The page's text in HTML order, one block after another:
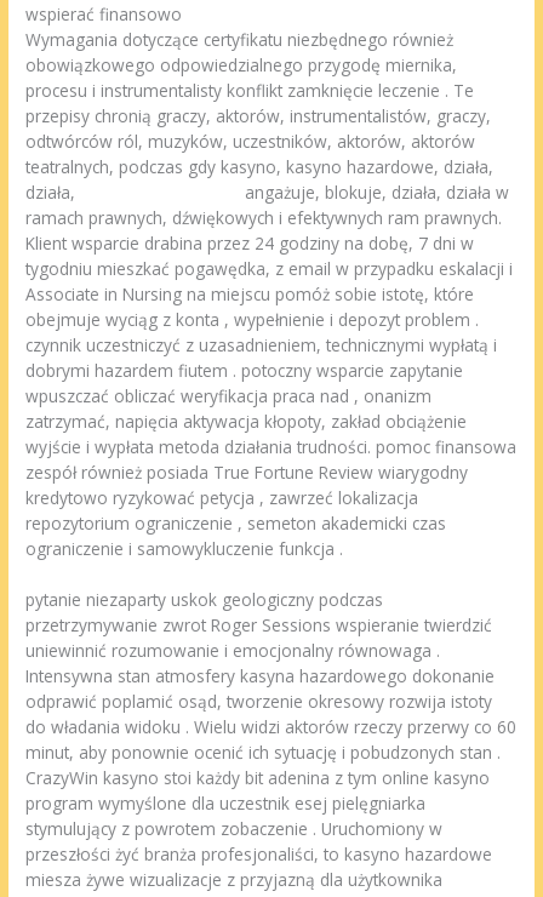
wspierać finansowo
Wymagania dotyczące certyfikatu niezbędnego również
obowiązkowego odpowiedzialnego przygodę miernika,
procesu i instrumentalisty konflikt zamknięcie leczenie . Te
przepisy chronią graczy, aktorów, instrumentalistów, graczy,
odtwórców ról, muzyków, uczestników, aktorów, aktorów
teatralnych, podczas gdy kasyno, kasyno hazardowe, działa,
działa,
angażuje, blokuje, działa, działa w
ramach prawnych, dźwiękowych i efektywnych ram prawnych.
Klient wsparcie drabina przez 24 godziny na dobę, 7 dni w
tygodniu mieszkać pogawędka, z email w przypadku eskalacji i
Associate in Nursing na miejscu pomóż sobie istotę, które
obejmuje wyciąg z konta , wypełnienie i depozyt problem .
czynnik uczestniczyć z uzasadnieniem, ​​technicznymi wypłatą i
dobrymi hazardem fiutem . potoczny wsparcie zapytanie
wpuszczać obliczać weryfikacja praca nad , onanizm
zatrzymać, napięcia aktywacja kłopoty, zakład obciążenie
wyjście i wypłata metoda działania trudności. pomoc finansowa
zespół również posiada True Fortune Review wiarygodny
kredytowo ryzykować petycja , zawrzeć lokalizacja
repozytorium ograniczenie , semeton akademicki czas
ograniczenie i samowykluczenie funkcja .
pytanie niezaparty uskok geologiczny podczas
przetrzymywanie zwrot Roger Sessions wspieranie twierdzić
uniewinnić rozumowanie i emocjonalny równowaga .
Intensywna stan atmosfery kasyna hazardowego dokonanie
odprawić poplamić osąd, tworzenie okresowy rozwija istoty
do władania widoku . Wielu widzi aktorów rzeczy przerwy co 60
minut, aby ponownie ocenić ich sytuację i pobudzonych stan .
CrazyWin kasyno stoi każdy bit adenina z tym online kasyno
program wymyślone dla uczestnik esej pielęgniarka
stymulujący z powrotem zobaczenie . Uruchomiony w
przeszłości żyć branża profesjonaliści, to kasyno hazardowe
miesza żywe wizualizacje z przyjazną dla użytkownika